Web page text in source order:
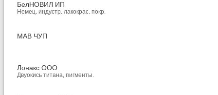
БелНОВИЛ ИП
Немец. индустр. лакокрас. покр.
МАВ ЧУП
Лонакс ООО
Двуокись титана, пигменты.